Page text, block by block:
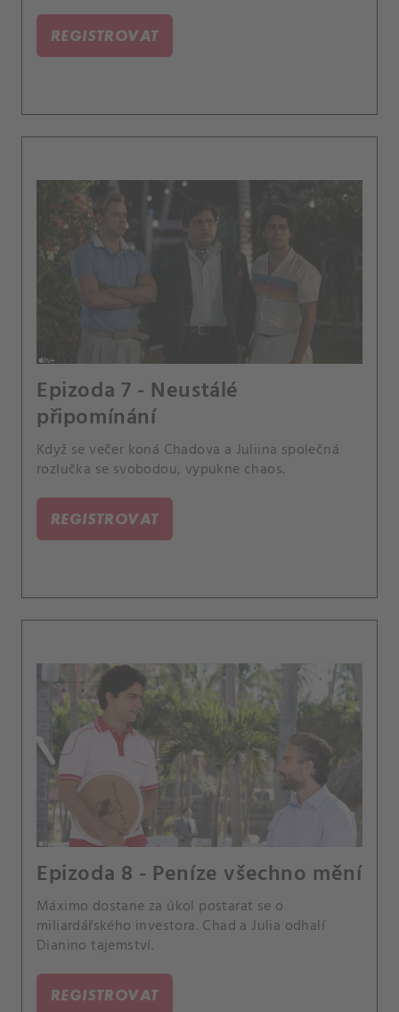
REGISTROVAT
Epizoda 7 - Neustálé
připomínání
Když se večer koná Chadova a Juliina společná
rozlučka se svobodou, vypukne chaos.
REGISTROVAT
Epizoda 8 - Peníze všechno mění
Máximo dostane za úkol postarat se o
miliardářského investora. Chad a Julia odhalí
Dianino tajemství.
REGISTROVAT